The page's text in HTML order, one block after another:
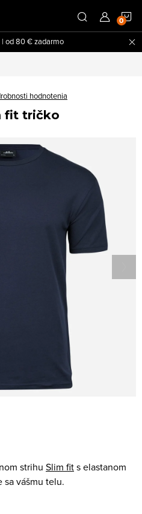
| od 80 € zadarmo
hodnotenia
fit tričko
strihu Slim fits elastanom
sa vášmu telu.